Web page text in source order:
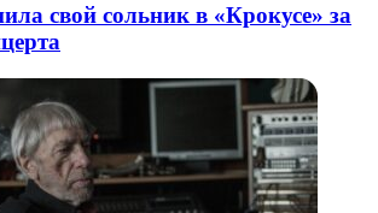
свой сольник в «Крокусе» за